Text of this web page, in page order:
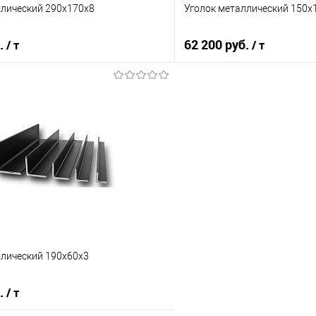
290х170х8
/ т
Сравнение
Под заказ
Уголок металлический
62 200 руб. / т
190х60х3
/ т